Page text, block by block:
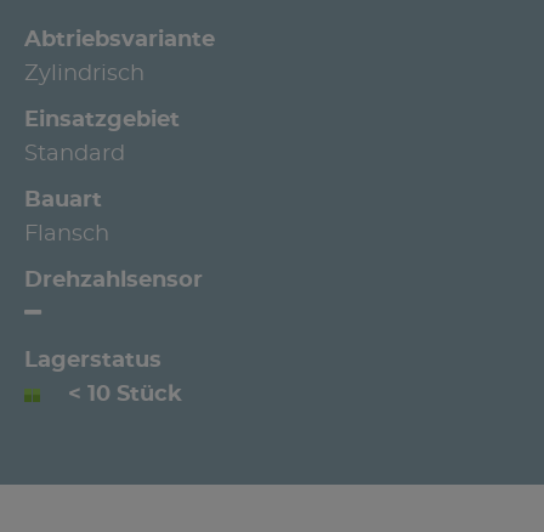
Abtriebsvariante
Zylindrisch
Einsatzgebiet
Standard
Bauart
Flansch
Drehzahlsensor
Lagerstatus
< 10 Stück